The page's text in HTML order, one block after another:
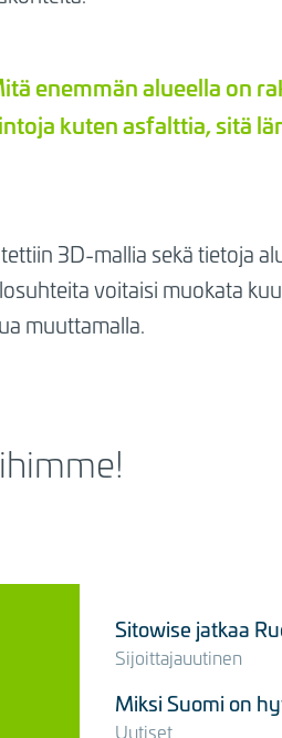
enemmän alueella on
kuten asfalttia, sitä
3D-mallia sekä tietoja
voitaisi muokata
muuttamalla.
Sitowise jatkaa
Sijoittajauutinen
Miksi Suomi on
Uutiset